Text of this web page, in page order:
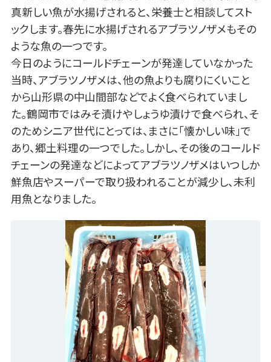
真新しい魚が水揚げされると、栄養士と相談してスト
ックします。春先に水揚げされるアブラツノザメもその
ような魚の一つです。
今日のようにコールドチェーンが発達していなかった
当時、アブラツノザメは、他の魚よりも腐りにくいこと
から山形県の中山間部などでよく食べられていまし
た。鶴岡市ではみそ漬けやしょうゆ漬けで食べられ、そ
のためシニア世代にとっては、まさに「懐かしい味」で
あり、郷土料理の一つでした。しかし、その後のコールド
チェーンの発達などによってアブラツノザメはいつしか
鮮魚店やスーパーで取り扱われることが減少し、未利
用魚となりました。